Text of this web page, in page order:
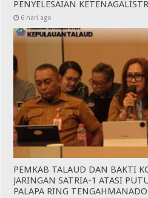
PENYELESAIAN
6 hari ago
PEMKAB TALAUD DAN BAKTI
JARINGAN SATRIA-1 ATASI
PALAPA RING TENGAHMANADO